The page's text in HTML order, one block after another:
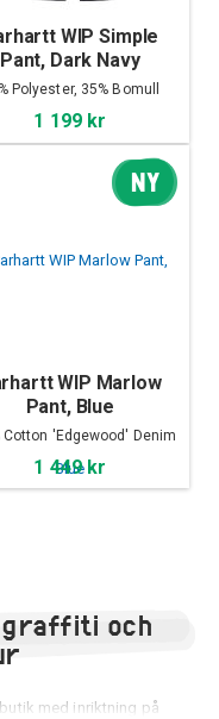
WIP Simple
Pant, Dark Navy
Polyester, 35% Bomull
1 199 kr
NY
WIP Marlow
Pant, Blue
Cotton 'Edgewood' Denim
1 449 kr
graffiti och
med inriktning på